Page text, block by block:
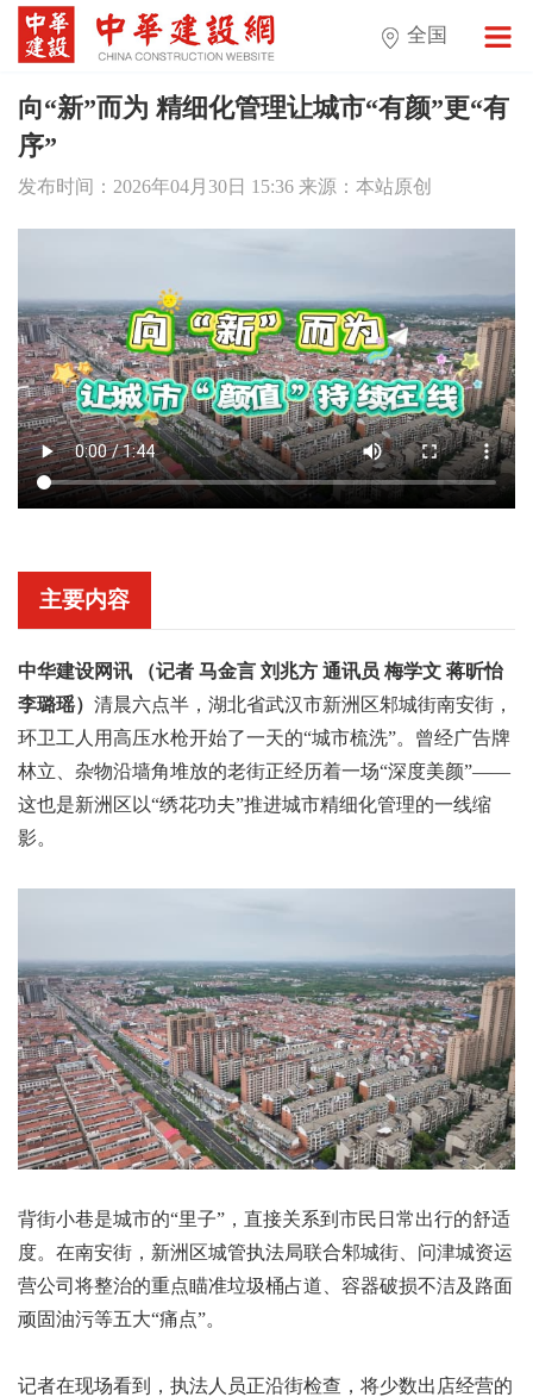
全国
向“新”而为 精细化管理让城市“有颜”更“有
序”
发布时间：2026年04月30日 15:36 来源：本站原创
主要内容
中华建设网讯 （记者 马金言 刘兆方 通讯员 梅学文 蒋昕怡
李璐瑶） 清晨六点半，湖北省武汉市新洲区邾城街南安街，
环卫工人用高压水枪开始了一天的“城市梳洗”。曾经广告牌
林立、杂物沿墙角堆放的老街正经历着一场“深度美颜”——
这也是新洲区以“绣花功夫”推进城市精细化管理的一线缩
影。
背街小巷是城市的“里子”，直接关系到市民日常出行的舒适
度。在南安街，新洲区城管执法局联合邾城街、问津城资运
营公司将整治的重点瞄准垃圾桶占道、容器破损不洁及路面
顽固油污等五大“痛点”。
记者在现场看到，执法人员正沿街检查，将少数出店经营的